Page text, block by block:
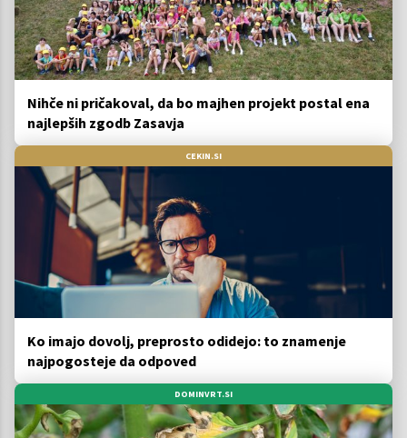
Nihče ni pričakoval, da bo majhen projekt postal ena
najlepših zgodb Zasavja
CEKIN.SI
Ko imajo dovolj, preprosto odidejo: to znamenje
najpogosteje da odpoved
DOMINVRT.SI